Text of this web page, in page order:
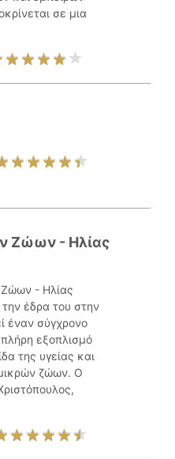
σε μια
Ζώων - Ηλίας
Ζώων - Ηλίας
έδρα του στην
έναν σύγχρονο
εξοπλισμό
της υγείας και
ζώων. Ο